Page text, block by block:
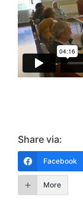
Share via:
Facebook
More